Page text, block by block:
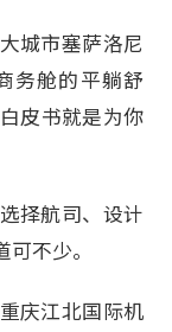
城市塞萨洛尼
务舱的平躺舒
皮书就是为你
择航司、设计
不少。
庆江北国际机